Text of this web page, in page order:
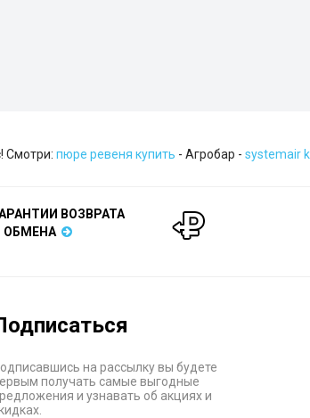
Смотри: пюре ревеня купить - Агробар - systemair k
ВОЗВРАТА
ОБМЕНА
на рассылку вы будете
получать самые выгодные
и узнавать об акциях и